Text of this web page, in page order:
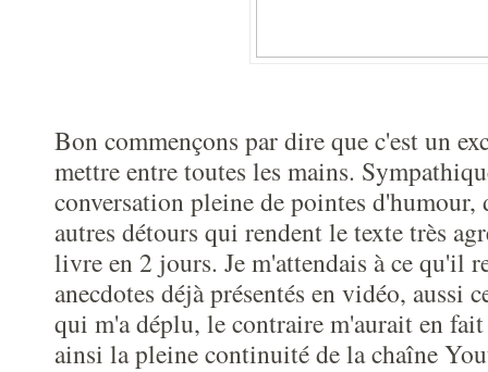
Bon commençons par dire que c'est un
mettre entre toutes les mains.
conversation pleine de pointes d'humour,
autres détours qui rendent le texte très
livre en 2 jours. Je m'attendais à ce qu'il
anecdotes déjà présentés en vidéo, aussi
qui m'a déplu, le contraire m'aurait en
ainsi la pleine continuité de la chaîne